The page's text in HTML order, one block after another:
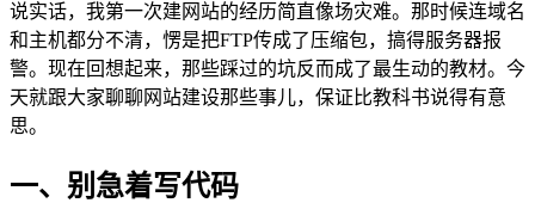
说实话，我第一次建网站的经历简直像场灾难。那时候连域名
和主机都分不清，愣是把FTP传成了压缩包，搞得服务器报
警。现在回想起来，那些踩过的坑反而成了最生动的教材。今
天就跟大家聊聊网站建设那些事儿，保证比教科书说得有意
思。
一、别急着写代码